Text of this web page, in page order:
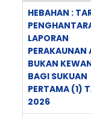
Articles
HEBAHAN :
LAPORAN
PERAKAUNAN
BUKAN
BAGI SUKUAN
PERTAMA (1)
2026